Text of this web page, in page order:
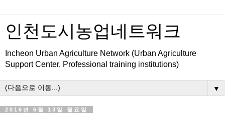
인천도시농업네트워크
Incheon Urban Agriculture Network (Urban Agriculture
Support Center, Professional training institutions)
▼
2016년 6월 13일 월요일